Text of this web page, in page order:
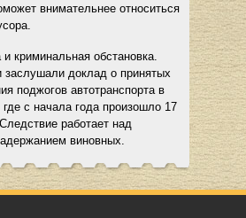
внимательнее относиться
и криминальная обстановка.
заслушали доклад о принятых
поджогов автотранспорта в
с начала года произошло 17
работает над
виновных.